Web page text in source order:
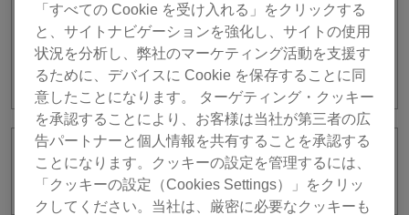
バイス をCDJ-3000Xに挿しても、楽曲や
プレイリストをブラウズできません。他
のプレイヤーでは問題なく使用できてい
ました。
デバイスライブラリプラスとは何です
か？
「すべての Cookie を受け入れる」をクリックする
と、サイトナビゲーションを強化し、サイトの使用
状況を分析し、弊社のマーケティング活動を支援す
るために、デバイスに Cookie を保存することに同
意したことになります。 ターゲティング・クッキー
を承認することにより、お客様は当社が第三者の広
告パートナーと個人情報を共有することを承認する
ことになります。クッキーの設定を管理するには、
「クッキーの設定（Cookies Settings）」をクリッ
クしてください。当社は、厳密に必要なクッキーも